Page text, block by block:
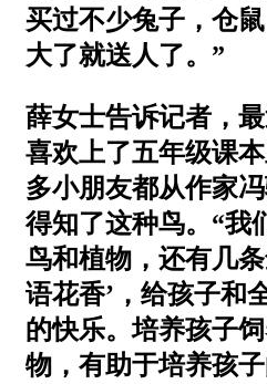
买过不少兔子，仓
大了就送人了。”
薛女士告诉记者，
喜欢上了五年级课
多小朋友都从作家
得知了这种鸟。“我
鸟和植物，还有几
语花香’，给孩子和
的快乐。培养孩子
物，有助于培养孩